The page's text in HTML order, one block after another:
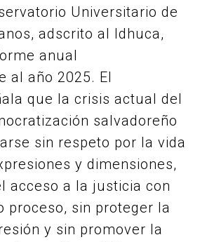
Universitario de
adscrito al Idhuca,
anual
al año 2025. El
que la crisis actual del
salvadoreño
sin respeto por la vida
y dimensiones,
acceso a la justicia con
proceso, sin proteger la
y sin promover la